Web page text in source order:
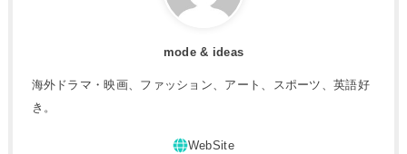
mode & ideas
海外ドラマ・映画、ファッション、アート、スポーツ、英語好
き。